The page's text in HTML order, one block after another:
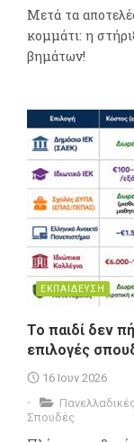
Μετά τα
κομμάτι: η
βημάτων!
ΕΚΠΑΙΔΕΥΣΗ
Το παιδί δεν
επιλογές
16 Ιουν 2026
Σπουδές